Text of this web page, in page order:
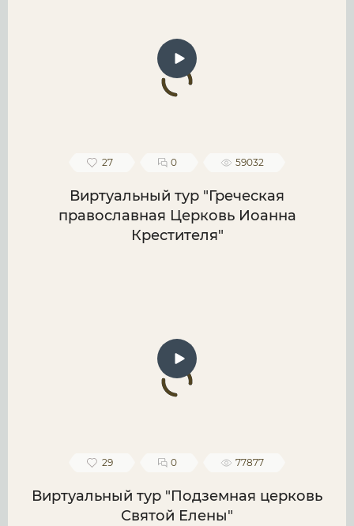
27 0 59032
Виртуальный тур "Греческая
православная Церковь Иоанна
Крестителя"
29 0 77877
Виртуальный тур "Подземная церковь
Святой Елены"